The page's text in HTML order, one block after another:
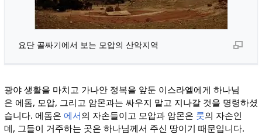
요단 골짜기에서 보는 모압의 산악지역
광야 생활을 마치고 가나안 정복을 앞둔 이스라엘에게 하나님
은 에돔, 모압, 그리고 암몬과는 싸우지 말고 지나갈 것을 명령하셨
습니다. 에돔은 에서의 자손들이고 모압과 암몬은 룻의 자손인
데, 그들이 거주하는 곳은 하나님께서 주신 땅이기 때문입니다.